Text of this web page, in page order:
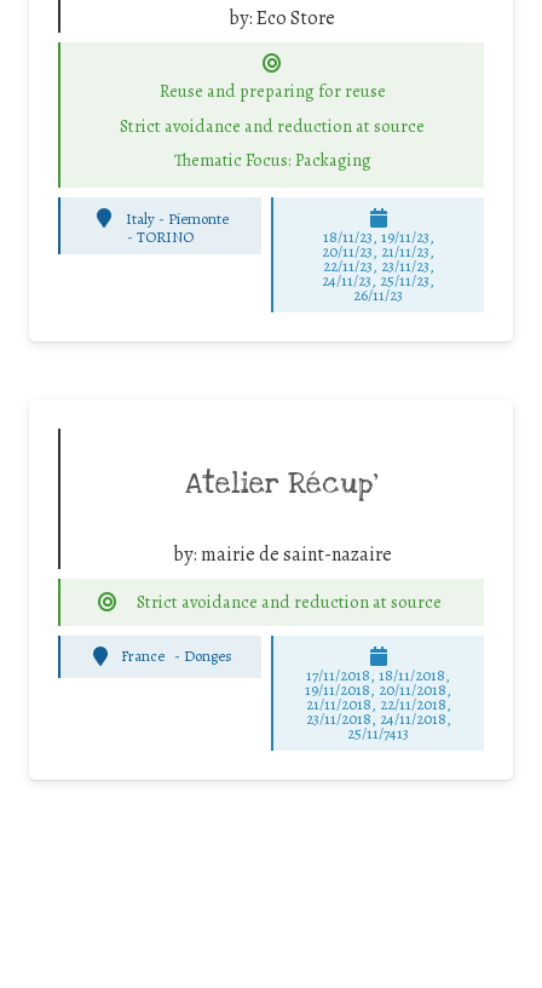
by:Eco Store
Reuse and preparing for reuse
Strict avoidance and reduction at source
Thematic Focus: Packaging
Italy - Piemonte
-TORINO 18/11/23, 19/11/23,
20/11/23, 21/11/23,
22/11/23, 23/11/23,
24/11/23, 25/11/23,
26/11/23
Atelier Récup’
by: mairie de saint-nazaire
Strict avoidance and reduction at source
France - Donges
17/11/2018, 18/11/2018,
19/11/2018, 20/11/2018,
21/11/2018, 22/11/2018,
23/11/2018, 24/11/2018,
25/11/7413